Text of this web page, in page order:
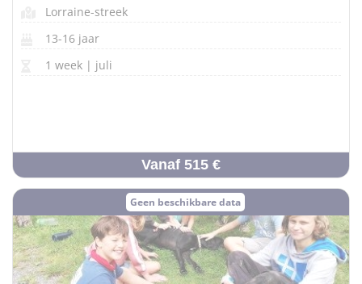
Lorraine-streek
13-16 jaar
1 week | juli
Vanaf 515 €
Geen beschikbare data